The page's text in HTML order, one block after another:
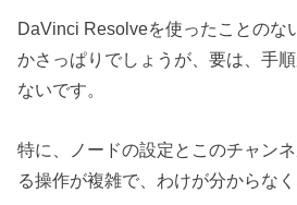
DaVinci Resolveを使ったことのな
かさっぱりでしょうが、要は、手
ないです。
特に、ノードの設定とこのチャン
る操作が複雑で、わけが分からなく